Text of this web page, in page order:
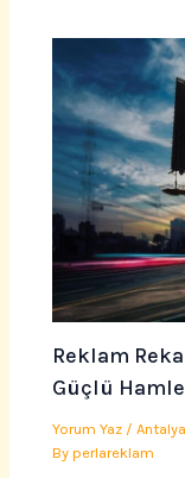
Reklam
Güçlü
Yorum Yaz /
Byperlareklam